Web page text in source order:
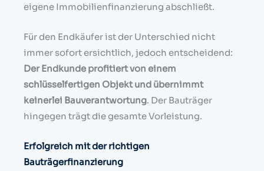
eigene Immobilienfinanzierung abschließt.
Für den Endkäufer ist der Unterschied nicht
immer sofort ersichtlich, jedoch entscheidend:
Der Endkunde profitiert von einem
schlüsselfertigen Objekt und übernimmt
keinerlei Bauverantwortung. Der Bauträger
hingegen trägt die gesamte Vorleistung.
Erfolgreich mit der richtigen
Bauträgerfinanzierung